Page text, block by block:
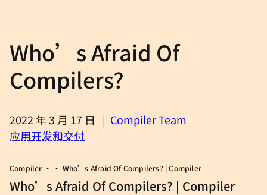
Who’s Afraid Of
Compilers?
2022 年 3 月 17 日 | Compiler Team
应用开发和交付
Compiler • • Who’s Afraid Of Compilers? | Compiler
Who’s Afraid Of Compilers? | Compiler